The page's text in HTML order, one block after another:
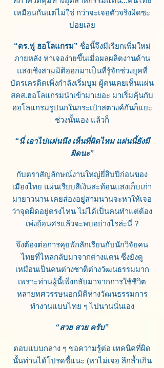
เหมือนกันแต่ไม่ใช่ กว่าจะเจอตัวจริงผิดซะ
บ่อยเลย
“ดร.ฟู ฮอโลแกรม” ชื่อนี้จึงมีเรียกเพิ่มใหม่
ภายหลัง หาเจอง่ายขึ้นเมื่อผลผลิตงานด้าน
แสงเชิงสามมิติออกมาเป็นที่รู้จักช่วงยุคที่
บัตรเครดิตเพิ่งกำลังเริ่มบูม ผู้คนเคยเห็นแผ่น
สคส.ฮอโลแกรมนำเข้ามาเยอะ มาเริ่มคุ้นกับ
ฮอโลแกรมรูปนกในกระเป๋าสตางค์กันก็แยะ
ช่วงนั้นเอง แล้วก็
“นี่ เอาไปแผ่นนึง เห็นที่ผิดไหม แผ่นนี้ยังมี
ผิดนะ”
กับตราสัญลักษณ์งานใหญ่ยี่สิบปีก่อนของ
เมืองไทย แผ่นเรียบสีเงินสะท้อนแสงเก็บเก่า
มายาวนาน เคยส่องอยู่สามนานจะหาให้เจอ
ว่าจุดผิดอยู่ตรงไหน ไม่ได้เป็นคนทำแต่ต้อง
เพ่งย้อนศรแล้วจะพบอย่างไรล่ะนี่ ?
จึงต้องต่อการคุยพักลักเรียนกับนักวิจัยคน
ไทยที่ไหลกลับมาจากต่างแดน ซึ่งยังดู
เหมือนเป็นคนต่างชาติต่างวัฒนธรรมมาก
เพราะท่านผู้นี้เพิ่งกลับมาจากการใช้ชีวิต
หลายทศวรรษนอกมิติห่างวัฒนธรรมการ
ทำงานแบบไทย ๆ ไปนานนั่นเอง
“สวย สวย ครับ”
ตอบแบบกลาง ๆ ขอความรู้ต่อ เทคนิคที่ผิด
นั้นท่านได้โปรดชี้แนะ (หาไม่เจอ ลึกล้ำเกิน